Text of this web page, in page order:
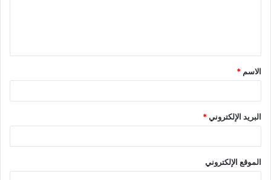
ق
*
الاسم *
البريد الإلكتروني*
الموقع الإلكتروني